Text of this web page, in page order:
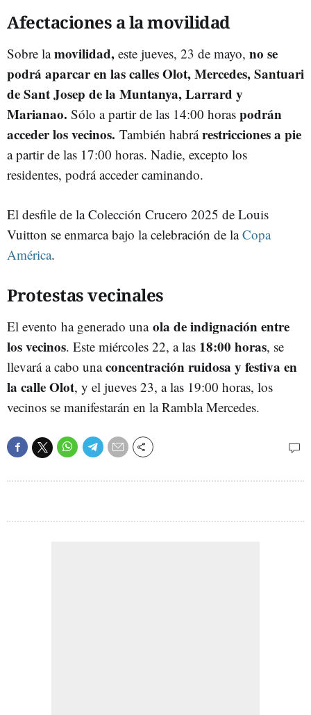
Afectaciones a la movilidad
Sobre lamovilidad, este jueves, 23 de mayo, no se
podrá aparcar en las calles Olot, Mercedes, Santuari
de Sant Josep de la Muntanya, Larrard y
Marianao. Sólo a partir de las 14:00 horas podrán
acceder los vecinos. También habrárestricciones a pie
a partir de las 17:00 horas. Nadie, excepto los
residentes, podrá acceder caminando.
El desfile de la Colección Crucero 2025 de Louis
Vuitton se enmarca bajo la celebración de laCopa
América.
Protestas vecinales
El evento ha generado una ola de indignación entre
los vecinos. Este miércoles 22, a las 18:00 horas, se
llevará a cabo unaconcentración ruidosa y festiva en
la calle Olot, y el jueves 23, a las 19:00 horas, los
vecinos se manifestarán en la Rambla Mercedes.